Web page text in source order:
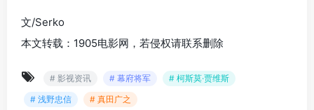
文/Serko
本文转载：1905电影网，若侵权请联系删除
# 影视资讯 # 幕府将军
# 柯斯莫·贾维斯
# 浅野忠信
# 真田广之